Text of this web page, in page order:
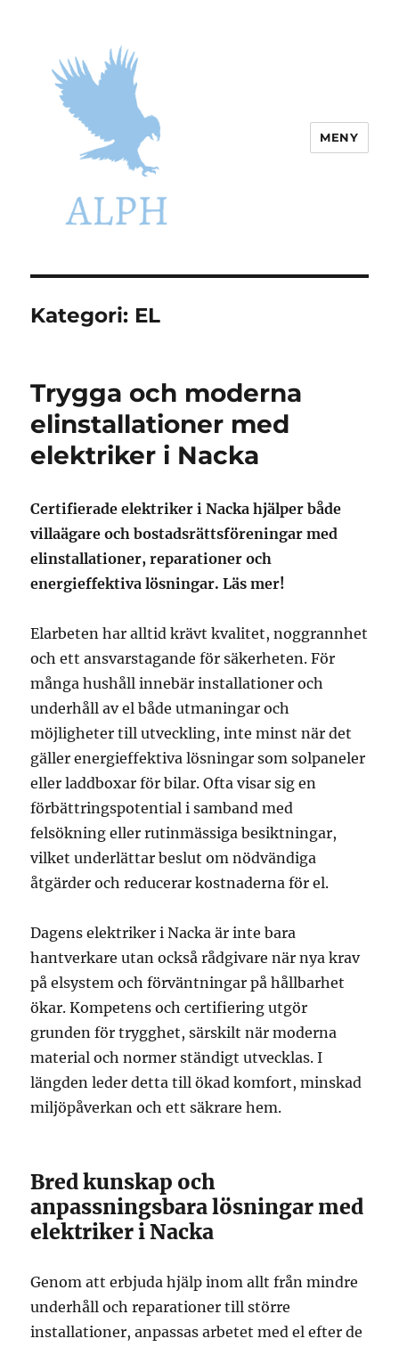
MENY
Kategori: EL
Trygga och moderna
elinstallationer med
elektriker i Nacka
Certifierade elektriker i Nacka hjälper både
villaägare och bostadsrättsföreningar med
elinstallationer, reparationer och
energieffektiva lösningar. Läs mer!
Elarbeten har alltid krävt kvalitet, noggrannhet
och ett ansvarstagande för säkerheten. För
många hushåll innebär installationer och
underhåll av el både utmaningar och
möjligheter till utveckling, inte minst när det
gäller energieffektiva lösningar som solpaneler
eller laddboxar för bilar. Ofta visar sig en
förbättringspotential i samband med
felsökning eller rutinmässiga besiktningar,
vilket underlättar beslut om nödvändiga
åtgärder och reducerar kostnaderna för el.
Dagens elektriker i Nacka är inte bara
hantverkare utan också rådgivare när nya krav
på elsystem och förväntningar på hållbarhet
ökar. Kompetens och certifiering utgör
grunden för trygghet, särskilt när moderna
material och normer ständigt utvecklas. I
längden leder detta till ökad komfort, minskad
miljöpåverkan och ett säkrare hem.
Bred kunskap och
anpassningsbara lösningar med
elektriker i Nacka
Genom att erbjuda hjälp inom allt från mindre
underhåll och reparationer till större
installationer, anpassas arbetet med el efter de